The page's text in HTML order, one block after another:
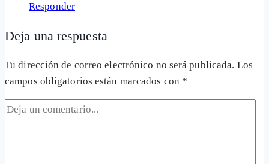
Responder
Deja una respuesta
Tu dirección de correo electrónico no será publicada. Los
campos obligatorios están marcados con *